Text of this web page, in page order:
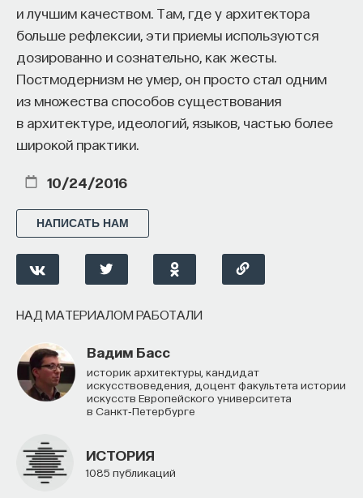
и лучшим качеством. Там, где у архитектора
больше рефлексии, эти приемы используются
дозированно и сознательно, как жесты.
Постмодернизм не умер, он просто стал одним
из множества способов существования
в архитектуре, идеологий, языков, частью более
широкой практики.
10/24/2016
НАПИСАТЬ НАМ
НАД МАТЕРИАЛОМ РАБОТАЛИ
Вадим Басс
историк архитектуры, кандидат
искусствоведения, доцент факультета истории
искусств Европейского университета
в Санкт‑Петербурге
ИСТОРИЯ
1085 публикаций